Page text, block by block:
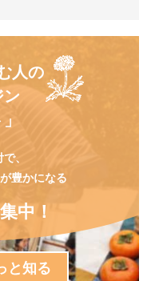
人の
ン
、
豊かになる
中！
と知る